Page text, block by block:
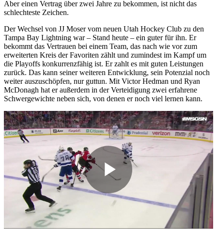
Aber einen Vertrag über zwei Jahre zu bekommen, ist nicht das
schlechteste Zeichen.
Der Wechsel von JJ Moser vom neuen Utah Hockey Club zu den
Tampa Bay Lightning war – Stand heute – ein guter für ihn. Er
bekommt das Vertrauen bei einem Team, das nach wie vor zum
erweiterten Kreis der Favoriten zählt und zumindest im Kampf um
die Playoffs konkurrenzfähig ist. Er zahlt es mit guten Leistungen
zurück. Das kann seiner weiteren Entwicklung, sein Potenzial noch
weiter auszuschöpfen, nur guttun. Mit Victor Hedman und Ryan
McDonagh hat er außerdem in der Verteidigung zwei erfahrene
Schwergewichte neben sich, von denen er noch viel lernen kann.
Play